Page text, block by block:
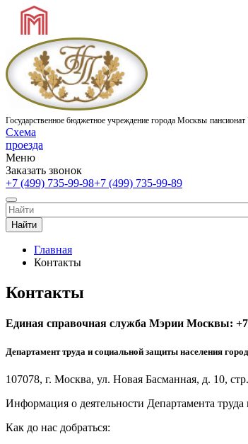
Государственное бюджетное учреждение города Москвы
Схема
проезда
Меню
Заказать звонок
+7 (499) 735-99-98+7 (499) 735-99-89
Найти
Главная
Контакты
Контакты
Единая справочная служба Мэрии Москвы:
Департамент труда и социальной защиты населения
107078, г. Москва, ул. Новая Басманная, д. 10,
Информация о деятельности Департамента
Как до нас добраться: